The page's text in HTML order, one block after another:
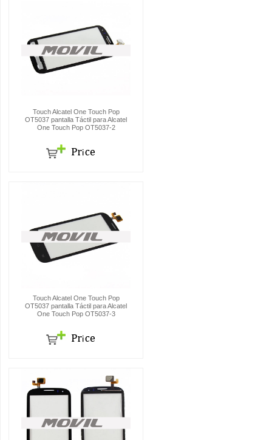
Touch Alcatel One Touch Pop
OT5037 pantalla Táctil para Alcatel
One Touch Pop OT5037-2
Touch Alcatel One Touch Pop
OT5037 pantalla Táctil para Alcatel
One Touch Pop OT5037-3